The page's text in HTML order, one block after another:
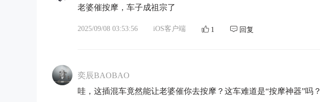
老婆催按摩，车子成祖宗了
2025/09/08 03:53:56 iOS客户端 1 回复
奕辰BAOBAO
哇，这插混车竟然能让老婆催你去按摩？这车难道是“按摩神器”吗？